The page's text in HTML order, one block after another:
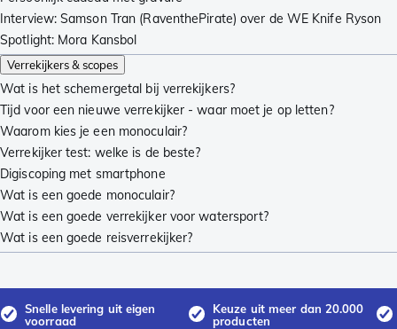
Interview: Samson Tran (RaventhePirate) over de WE Knife Ryson
Spotlight: Mora Kansbol
Verrekijkers & scopes
Wat is het schemergetal bij verrekijkers?
Tijd voor een nieuwe verrekijker - waar moet je op letten?
Waarom kies je een monoculair?
Verrekijker test: welke is de beste?
Digiscoping met smartphone
Wat is een goede monoculair?
Wat is een goede verrekijker voor watersport?
Wat is een goede reisverrekijker?
Snelle levering uit eigen
voorraad
Keuze uit meer dan 20.000
producten